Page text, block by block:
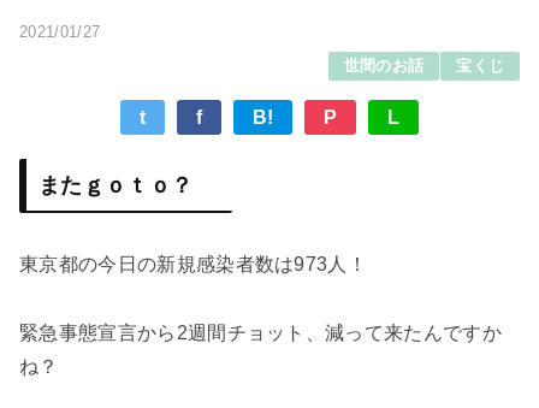
2021/01/27
世間のお話
宝くじ
t f B! P L
またｇｏｔｏ？
東京都の今日の新規感染者数は973人！
緊急事態宣言から2週間チョット、減って来たんですか
ね？